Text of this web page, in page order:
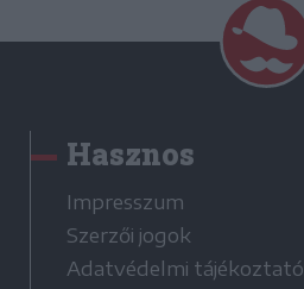
Hasznos
Impresszum
Szerzői jogok
Adatvédelmi tájékoztató